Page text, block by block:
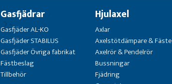
Gasfjädrar
Gasfjäder AL-KO
Gasfjäder STABILUS
Gasfjäder Övriga fabrikat
Fästbeslag
Tillbehör
Hjulaxel
Axlar
Axelstötdämpare & Fäste
Axelrör & Pendelrör
Bussningar
Fjädring